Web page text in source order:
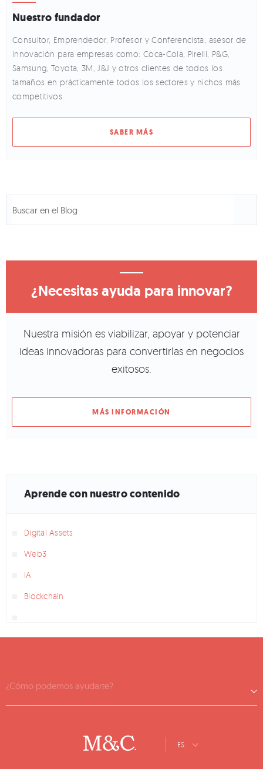
Nuestro fundador
Consultor, Emprendedor, Profesor y Conferencista, asesor de
innovación para empresas como: Coca-Cola, Pirelli, P&G,
Samsung, Toyota, 3M, J&J y otros clientes de todos los
tamaños en prácticamente todos los sectores y nichos más
competitivos.
SABER MÁS
¿Necesitas ayuda para innovar?
Nuestra misión es viabilizar, apoyar y potenciar
ideas innovadoras para convertirlas en negocios
exitosos.
MÁS INFORMACIÓN
Aprende con nuestro contenido
Digital Assets
Web3
IA
Blockchain
¿Cómo podemos ayudarte?
ES